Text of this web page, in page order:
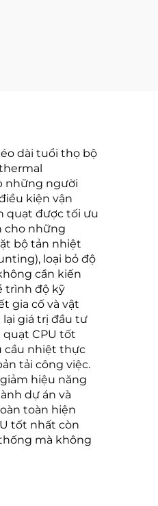
dài tuổi thọ bộ
những người
kiện vận
quạt được tối ưu
cho những
bộ tản nhiệt
loại bỏ độ
cần kiến
trình độ kỹ
gia cố và vật
giá trị đầu tư
CPU tốt
cầu nhiệt thực
tải công việc.
hiệu năng
dự án và
toàn hiện
tốt nhất còn
mà không